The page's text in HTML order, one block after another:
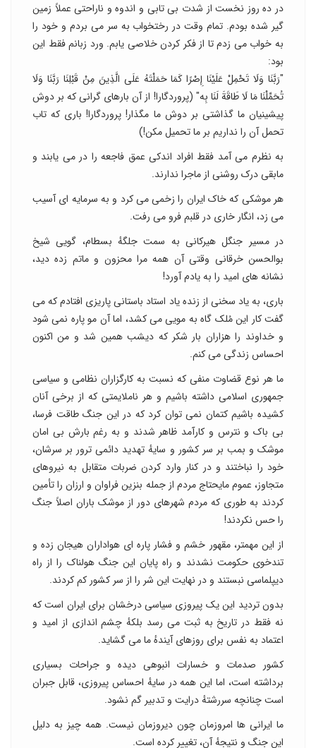
در ده روز نخست از شدت بی تابی و اندوه و ناراحتی عملاً زمین
گیر شده بودم. تمام وقت در رختخواب به سر می بردم و خود را
به خواب می زدم تا از فکر کردن خلاصی یابم. ورد زبانم فقط این
بود:
"رَبَّنَا وَلَا تَحْمِلْ عَلَیْنَا إِصْرًا کَمَا حَمَلْتَهُ عَلَى الَّذِینَ مِنْ قَبْلِنَا رَبَّنَا وَلَا
تُحَمِّلْنَا مَا لَا طَاقَةَ لَنَا بِه" (پروردگارا! از آن بارهای گرانی که بر دوش
پیشینیان ما گذاشتی بر دوش ما مگذار! پروردگارا! باری که تاب
تحمل آن را نداریم بر ما تحمیل مکن‏!)
به نظرم می آمد فقط افراد اندکی عمق فاجعه را در می یابند و
مابقی درک روشنی از ماجرا ندارند.
هر موشکی که خاک ایران را زخمی می کرد و به سرمایه ای آسیب
می زد، انگار خاری در قلبم فرو می رفت.
در مسیر جنگل هیرکانی به سمت جلگهٔ بسطام، گویی شیخ
بوالحسن خرقانی وقتی آن همه مرا محزون و ماتم زده دید،
نشانه های امید را به یادم آورد!
باری، به یاد سخنی از زنده یاد استاد باستانی پاریزی افتادم که می
گفت کار این مُلک گاه به مویی می کشد، اما آن مو پاره نمی شود
و خداوند را هزاران بار شکر که دیشب همین شد و من اکنون
احساس زندگی می کنم.
ما هر نوع قضاوت منفی که نسبت به کارگزاران نظامی و سیاسی
جمهوری اسلامی داشته باشیم و هر ناملایمتی که از برخی آنان
کشیده باشیم کتمان نمی توان کرد که در این جنگ طاقت فرسا،
بی باک و نترس و کارآمد ظاهر شدند و به رغم بارش بی امان
موشک و بمب بر سر کشور و سایهٔ تهدید دائمی ترور بر سرشان،
خود را نباختند و در کنار وارد کردن ضربات متقابل به نیروهای
متجاوز، عموم مایحتاج مردم از جمله بنزین فراوان و ارزان را تأمین
کردند به طوری که مردم شهرهای دور از موشک باران اصلاً جنگ
را حس نکردند!
از این مهمتر، مقهور خشم و فشار پاره ای هواداران هیجان زده و
تندخوی حکومت نشدند و راه پایان این جنگ هولناک را از راه
دیپلماسی نبستند و در نهایت این شر را از سر کشور کم کردند.
بدون تردید این یک پیروزی سیاسی درخشان برای ایران است که
نه فقط در تاریخ به ثبت می رسد بلکهٔ چشم اندازی از امید و
اعتماد به نفس برای روزهای آیندهٔ ما می گشاید.
کشور صدمات و خسارات انبوهی دیده و جراحات بسیاری
برداشته است، اما این همه در سایهٔ احساس پیروزی، قابل جبران
است چنانچه سررشتهٔ درایت و تدبیر گم نشود.
ما ایرانی ها امروزمان چون دیروزمان نیست. همه چیز به دلیل
این جنگ و نتیجهٔ آن، تغییر کرده است.